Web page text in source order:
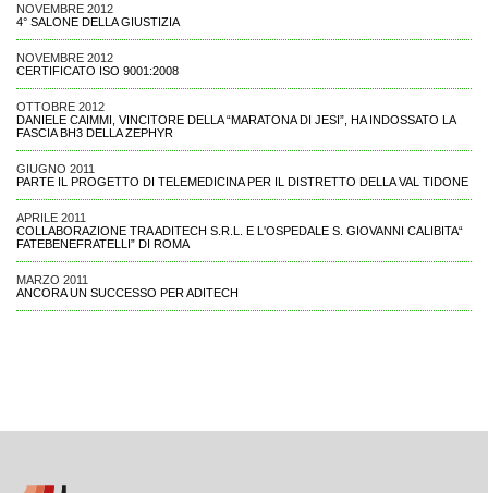
NOVEMBRE 2012
4° SALONE DELLA GIUSTIZIA
NOVEMBRE 2012
CERTIFICATO ISO 9001:2008
OTTOBRE 2012
DANIELE CAIMMI, VINCITORE DELLA “MARATONA DI JESI”, HA INDOSSATO LA
FASCIA BH3 DELLA ZEPHYR
GIUGNO 2011
PARTE IL PROGETTO DI TELEMEDICINA PER IL DISTRETTO DELLA VAL TIDONE
APRILE 2011
COLLABORAZIONE TRA ADITECH S.R.L. E L'OSPEDALE S. GIOVANNI CALIBITA“
FATEBENEFRATELLI” DI ROMA
MARZO 2011
ANCORA UN SUCCESSO PER ADITECH